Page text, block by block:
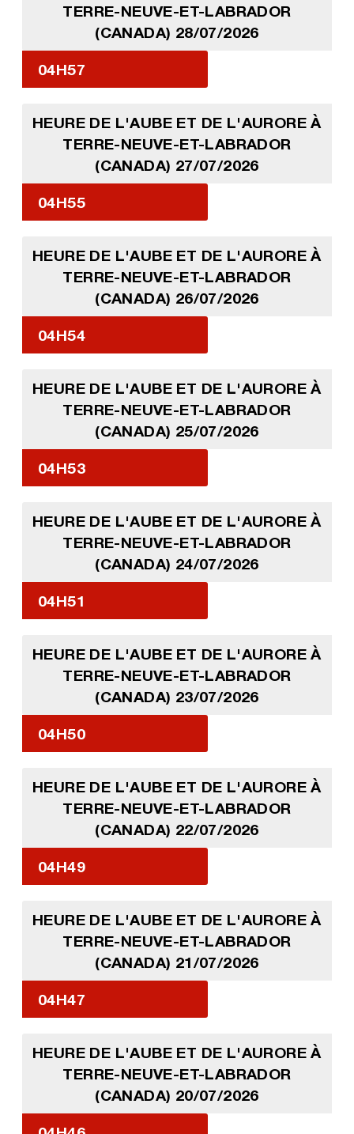
TERRE-NEUVE-ET-LABRADOR
(CANADA) 28/07/2026
04H57
HEURE DE L'AUBE ET DE L'AURORE À
TERRE-NEUVE-ET-LABRADOR
(CANADA) 27/07/2026
04H55
HEURE DE L'AUBE ET DE L'AURORE À
TERRE-NEUVE-ET-LABRADOR
(CANADA) 26/07/2026
04H54
HEURE DE L'AUBE ET DE L'AURORE À
TERRE-NEUVE-ET-LABRADOR
(CANADA) 25/07/2026
04H53
HEURE DE L'AUBE ET DE L'AURORE À
TERRE-NEUVE-ET-LABRADOR
(CANADA) 24/07/2026
04H51
HEURE DE L'AUBE ET DE L'AURORE À
TERRE-NEUVE-ET-LABRADOR
(CANADA) 23/07/2026
04H50
HEURE DE L'AUBE ET DE L'AURORE À
TERRE-NEUVE-ET-LABRADOR
(CANADA) 22/07/2026
04H49
HEURE DE L'AUBE ET DE L'AURORE À
TERRE-NEUVE-ET-LABRADOR
(CANADA) 21/07/2026
04H47
HEURE DE L'AUBE ET DE L'AURORE À
TERRE-NEUVE-ET-LABRADOR
(CANADA) 20/07/2026